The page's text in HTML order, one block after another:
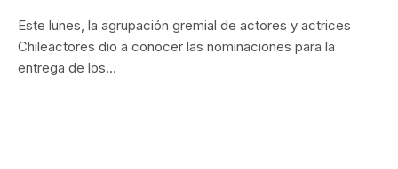
Este lunes, la agrupación gremial de actores y actrices
Chileactores dio a conocer las nominaciones para la
entrega de los…